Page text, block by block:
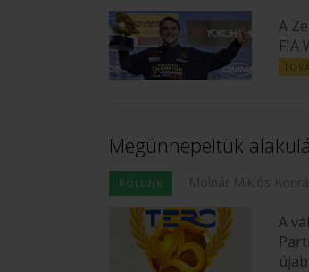
A
FIA
Megünnepeltük
RÓLUNK Molnár Miklós
A